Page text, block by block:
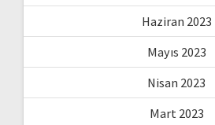
Haziran 2023
Mayıs 2023
Nisan 2023
Mart 2023